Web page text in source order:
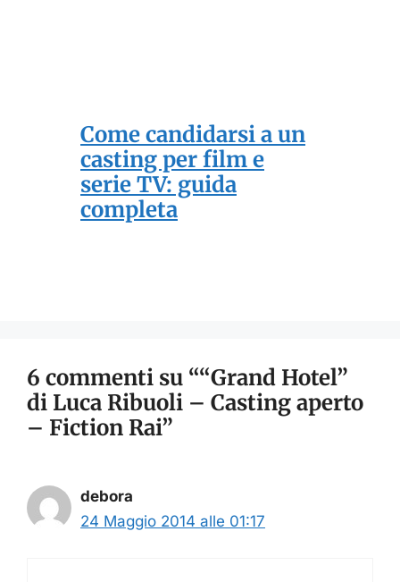
Come candidarsi a un
casting per film e
serie TV: guida
completa
6 commenti su ““Grand Hotel”
di Luca Ribuoli – Casting aperto
– Fiction Rai”
debora
24 Maggio 2014 alle 01:17